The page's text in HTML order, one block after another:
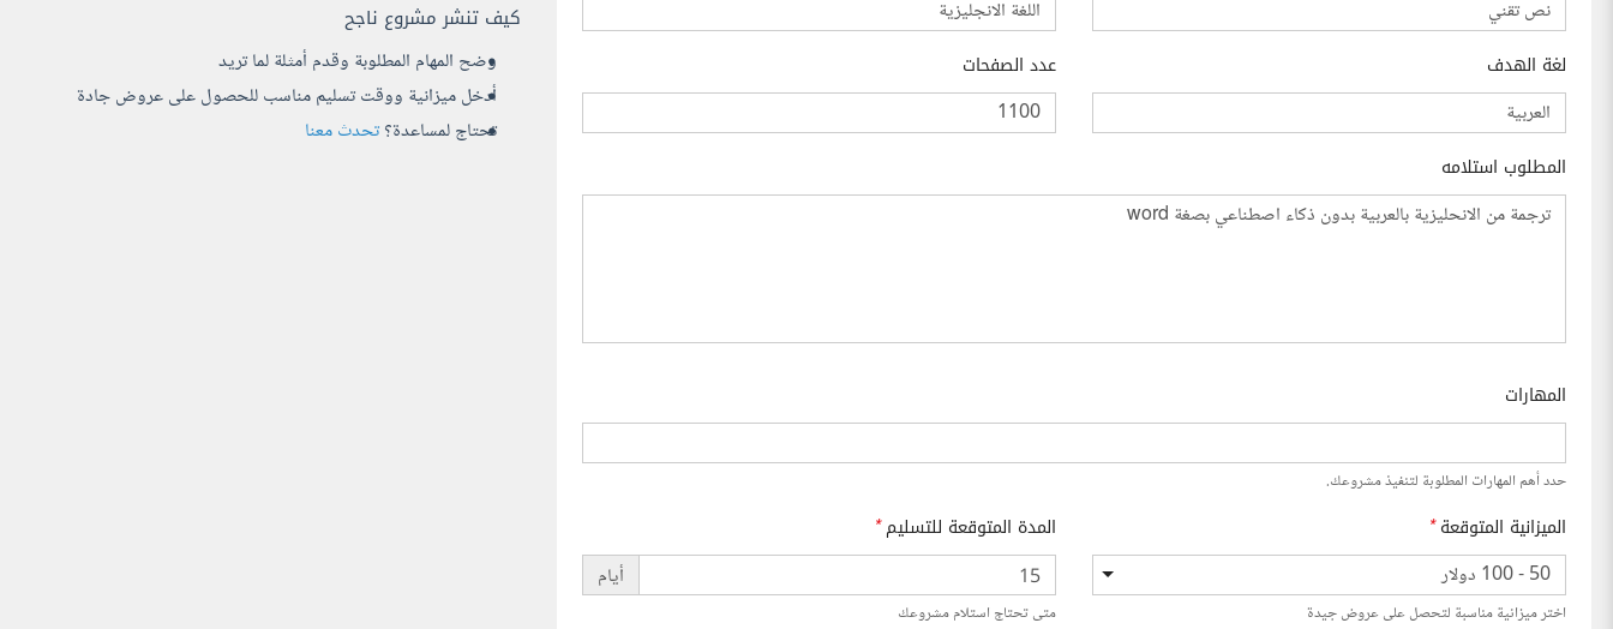
كيف تنشر مشروع ناجح
وضح المهام المطلوبة وقدم أمثلة لما تريد
أدخل ميزانية ووقت تسليم مناسب للحصول على عروض جادة
تحتاج لمساعدة؟تحدث معنا
لغة الهدف عدد الصفحات
المطلوب استلامه
المهارات
حدد أهم المهارات المطلوبة لتنفيذ مشروعك.
الميزانية المتوقعة*
50 - 100 دولار
اختر ميزانية مناسبة لتحصل على عروض جيدة
المدة المتوقعة للتسليم*
أيام
متى تحتاج استلام مشروعك